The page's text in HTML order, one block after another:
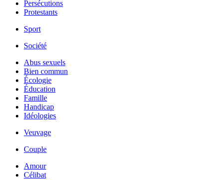
Persécutions
Protestants
Sport
Société
Abus sexuels
Bien commun
Écologie
Éducation
Famille
Handicap
Idéologies
Veuvage
Couple
Amour
Célibat